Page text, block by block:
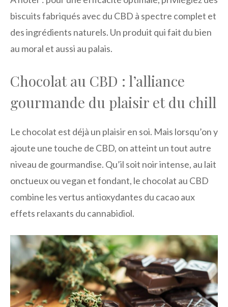
biscuits fabriqués avec du CBD à spectre complet et
des ingrédients naturels. Un produit qui fait du bien
au moral et aussi au palais.
Chocolat au CBD : l’alliance
gourmande du plaisir et du chill
Le chocolat est déjà un plaisir en soi. Mais lorsqu’on y
ajoute une touche de CBD, on atteint un tout autre
niveau de gourmandise. Qu’il soit noir intense, au lait
onctueux ou vegan et fondant, le chocolat au CBD
combine les vertus antioxydantes du cacao aux
effets relaxants du cannabidiol.